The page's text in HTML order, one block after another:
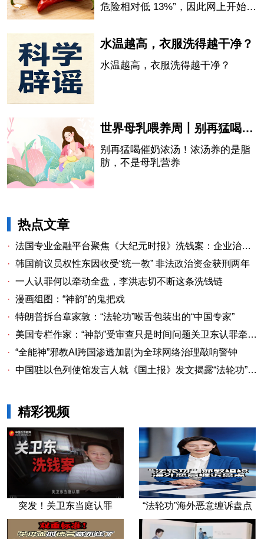
危险相对低 13%”，因此网上开始流
水温越高，衣服洗得越干净？
水温越高，衣服洗得越干净？
世界母乳喂养周丨别再猛喝催奶浓汤！浓汤养的是脂肪，不是母乳营养
别再猛喝催奶浓汤！浓汤养的是脂
肪，不是母乳营养
热点文章
· 法国专业金融平台聚焦《大纪元时报》洗钱案：企业治理漏洞与监管警示
· 韩国前议员权性东因收受“统一教” 非法政治资金获刑两年
· 一人认罪何以牵动全盘，李洪志切不断这条洗钱链
· 漫画组图：“神韵”的鬼把戏
· 特朗普拆台章家敦：“法轮功”喉舌包装出的“中国专家”
·
美国专栏作家：“神韵”受审查只是时间问题关卫东认罪牵出与《大纪元时报》资金链条
· “全能神”邪教AI跨国渗透加剧为全球网络治理敲响警钟
· 中国驻以色列使馆发言人就《国土报》发文揭露“法轮功”邪教本质答记者问
精彩视频
突发！关卫东当庭认罪 “法轮功”海外恶意缠诉盘点